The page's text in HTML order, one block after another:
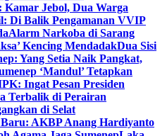
Jebol, Dua Warga
Di Balik Pengamanan VVIP
Alarm Narkoba di Sarang
Kencing MendadakDua Sisi
Yang Setia Naik Pangkat,
‘Mandul’ Tetapkan
Ingat Pesan Presiden
Terbalik di Perairan
di Selat
AKBP Anang Hardiyanto